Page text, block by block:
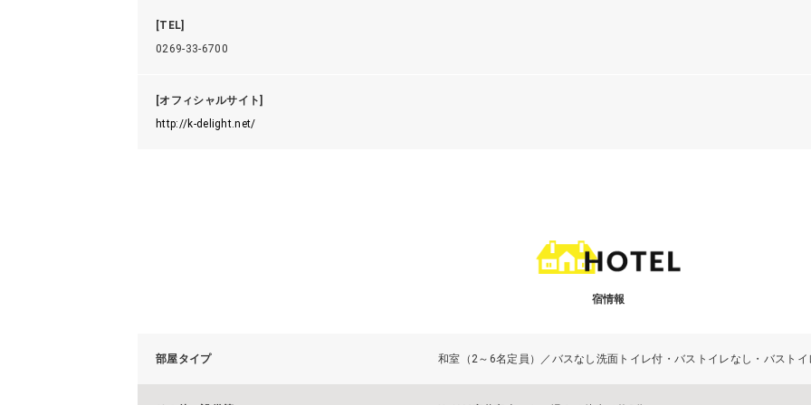
[TEL]
0269-33-6700
[オフィシャルサイト]
http://k-delight.net/
宿情報
部屋タイプ 和室（2～6名定員）／バスなし洗面トイレ付・バストイレなし・バストイ